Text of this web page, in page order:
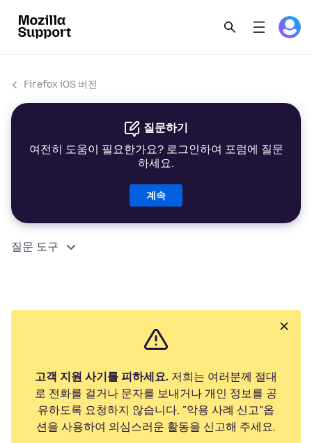
Firefox iOS 버전
질문하기
여전히 도움이 필요한가요? 로그인하여 포럼에 질문
하세요.
계속
질문 도구
고객 지원 사기를 피하세요. 저희는 여러분께 절대
로 전화를 걸거나 문자를 보내거나 개인 정보를 공
유하도록 요청하지 않습니다. "악용 사례 신고"옵
션을 사용하여 의심스러운 활동을 신고해 주세요.